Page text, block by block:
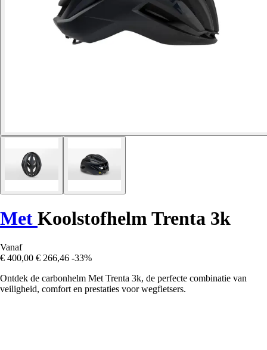
Met Koolstofhelm Trenta 3k
Vanaf
€ 400,00 € 266,46 -33%
Ontdek de carbonhelm Met Trenta 3k, de perfecte combinatie van
veiligheid, comfort en prestaties voor wegfietsers.